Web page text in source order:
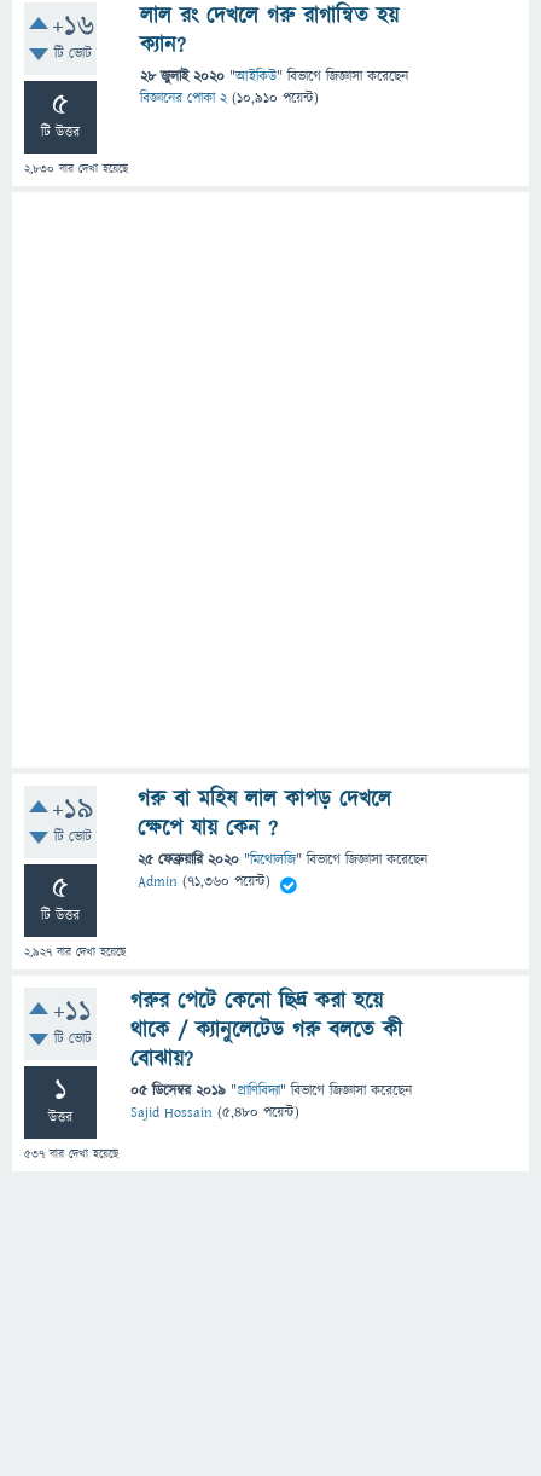
+16
টি ভোট
5
টি উত্তর
2,830 বার দেখা হয়েছে
লাল রং দেখলে গরু রাগান্বিত হয়
ক্যান?
28 জুলাই 2020 "আইকিউ" বিভাগে জিজ্ঞাসাকরেছেন
বিজ্ঞানের পোকা 2 (10,910 পয়েন্ট)
+19
টি ভোট
5
টি উত্তর
2,927 বার দেখা হয়েছে
গরু বা মহিষ লাল কাপড় দেখলে
ক্ষেপে যায় কেন ?
25 ফেব্রুয়ারি 2020 "মিথোলজি" বিভাগে জিজ্ঞাসাকরেছেন
Admin (71,360 পয়েন্ট)
+11
টি ভোট
1
উত্তর
537 বার দেখা হয়েছে
গরুর পেটে কেনো ছিদ্র করা হয়ে
থাকে / ক্যানুলেটেড গরু বলতে কী
বোঝায়?
05 ডিসেম্বর 2019 "প্রাণিবিদ্যা" বিভাগে জিজ্ঞাসাকরেছেন
Sajid Hossain (5,480 পয়েন্ট)